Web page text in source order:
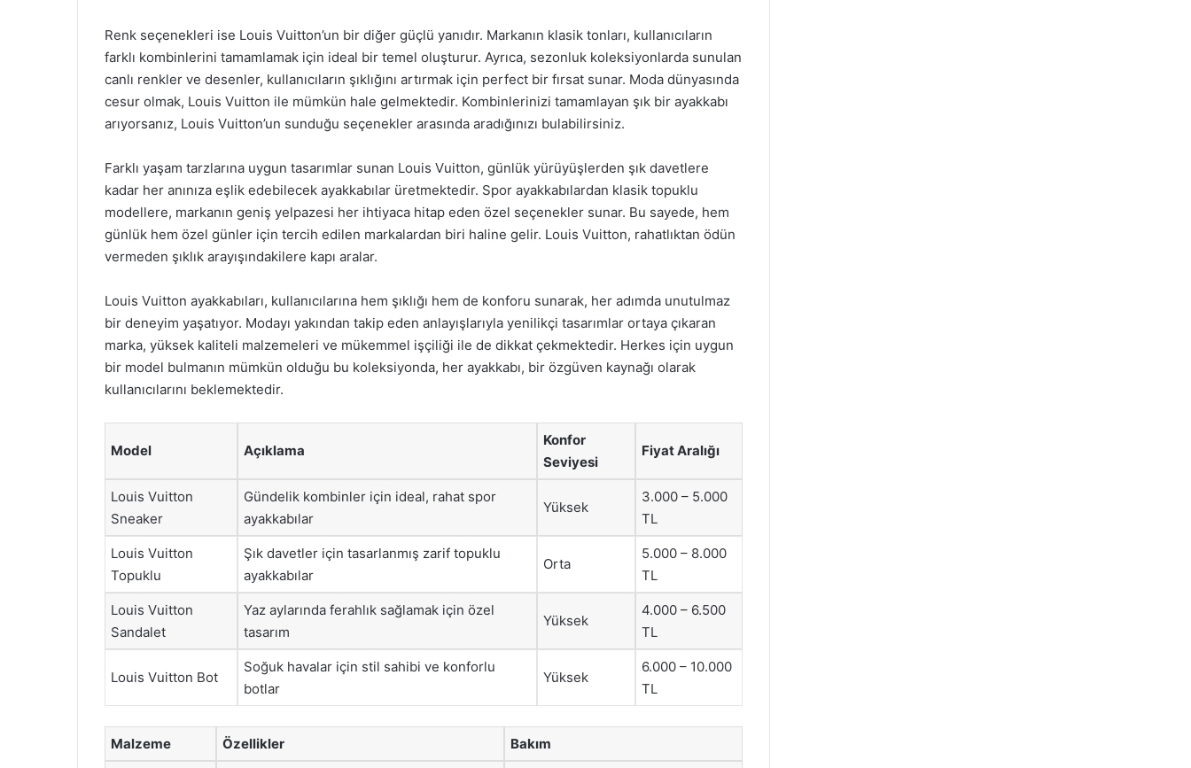
Renk seçenekleri ise Louis Vuitton’un bir diğer güçlü yanıdır. Markanın klasik tonları, kullanıcıların
farklı kombinlerini tamamlamak için ideal bir temel oluşturur. Ayrıca, sezonluk koleksiyonlarda sunulan
canlı renkler ve desenler, kullanıcıların şıklığını artırmak için perfect bir fırsat sunar. Moda dünyasında
cesur olmak, Louis Vuitton ile mümkün hale gelmektedir. Kombinlerinizi tamamlayan şık bir ayakkabı
arıyorsanız, Louis Vuitton’un sunduğu seçenekler arasında aradığınızı bulabilirsiniz.
Farklı yaşam tarzlarına uygun tasarımlar sunan Louis Vuitton, günlük yürüyüşlerden şık davetlere
kadar her anınıza eşlik edebilecek ayakkabılar üretmektedir. Spor ayakkabılardan klasik topuklu
modellere, markanın geniş yelpazesi her ihtiyaca hitap eden özel seçenekler sunar. Bu sayede, hem
günlük hem özel günler için tercih edilen markalardan biri haline gelir. Louis Vuitton, rahatlıktan ödün
vermeden şıklık arayışındakilere kapı aralar.
Louis Vuitton ayakkabıları, kullanıcılarına hem şıklığı hem de konforu sunarak, her adımda unutulmaz
bir deneyim yaşatıyor. Modayı yakından takip eden anlayışlarıyla yenilikçi tasarımlar ortaya çıkaran
marka, yüksek kaliteli malzemeleri ve mükemmel işçiliği ile de dikkat çekmektedir. Herkes için uygun
bir model bulmanın mümkün olduğu bu koleksiyonda, her ayakkabı, bir özgüven kaynağı olarak
kullanıcılarını beklemektedir.
Model Açıklama
Konfor
Seviyesi
Fiyat Aralığı
Louis Vuitton
Sneaker
Gündelik kombinler için ideal, rahat spor
ayakkabılar
Yüksek
3.000 – 5.000
TL
Louis Vuitton
Topuklu
Şık davetler için tasarlanmış zarif topuklu
ayakkabılar
Orta
5.000 – 8.000
TL
Louis Vuitton
Sandalet
Yaz aylarında ferahlık sağlamak için özel
tasarım
Yüksek
4.000 – 6.500
TL
Louis Vuitton Bot
Soğuk havalar için stil sahibi ve konforlu
botlar
Yüksek
6.000 – 10.000
TL
Malzeme Özellikler Bakım